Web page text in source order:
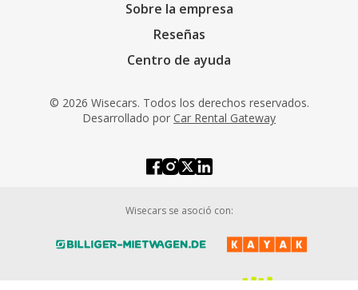
Sobre la empresa
Reseñas
Centro de ayuda
© 2026 Wisecars. Todos los derechos reservados.
Desarrollado por Car Rental Gateway
Wisecars se asoció con: